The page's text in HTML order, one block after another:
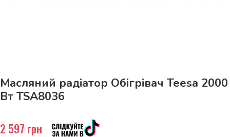
Масляний радіатор Обігрівач Teesa 2000
Вт TSA8036
2 597 грн